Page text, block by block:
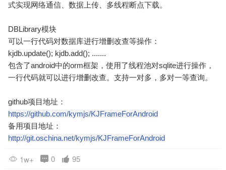
式实现网络通信、数据上传、多线程断点下载。
DBLibrary模块
可以一行代码对数据库进行增删改查等操作：
kjdb.update(); kjdb.add(); .......
包含了android中的orm框架，使用了线程池对sqlite进行操作，
一行代码就可以进行增删改查。支持一对多，多对一等查询。
github项目地址：
https://github.com/kymjs/KJFrameForAndroid
备用项目地址：
http://git.oschina.net/kymjs/KJFrameForAndroid
1w+ 0 95